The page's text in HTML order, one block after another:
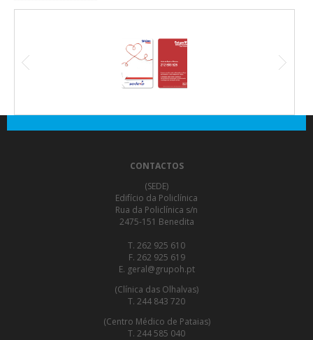
CONTACTOS
(SEDE)
Edifício da Policlínica
Rua da Policlínica s/n
2475-151 Benedita
T. 262 925 610
F. 262 925 619
E. geral@grupoh.pt
(Clínica das Olhalvas)
T. 244 843 720
(Centro Médico de Pataias)
T. 244 585 040